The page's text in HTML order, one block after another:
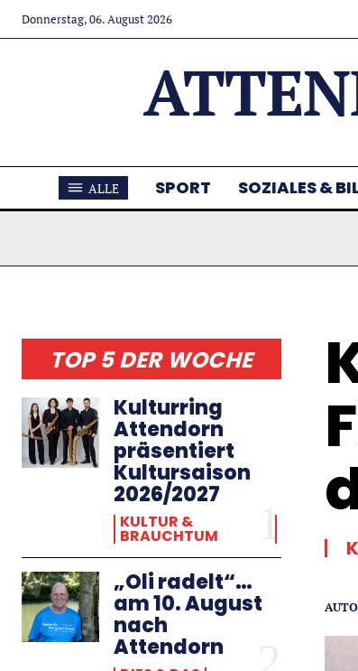
Donnerstag, 06. August 2026
ALLE SPORT SOZIALES &
TOP 5 DER WOCHE
Kulturring
Attendorn
präsentiert
Kultursaison
2026/2027
KULTUR &
BRAUCHTUM
„Oli radelt“…
am 10. August
nach
Attendorn